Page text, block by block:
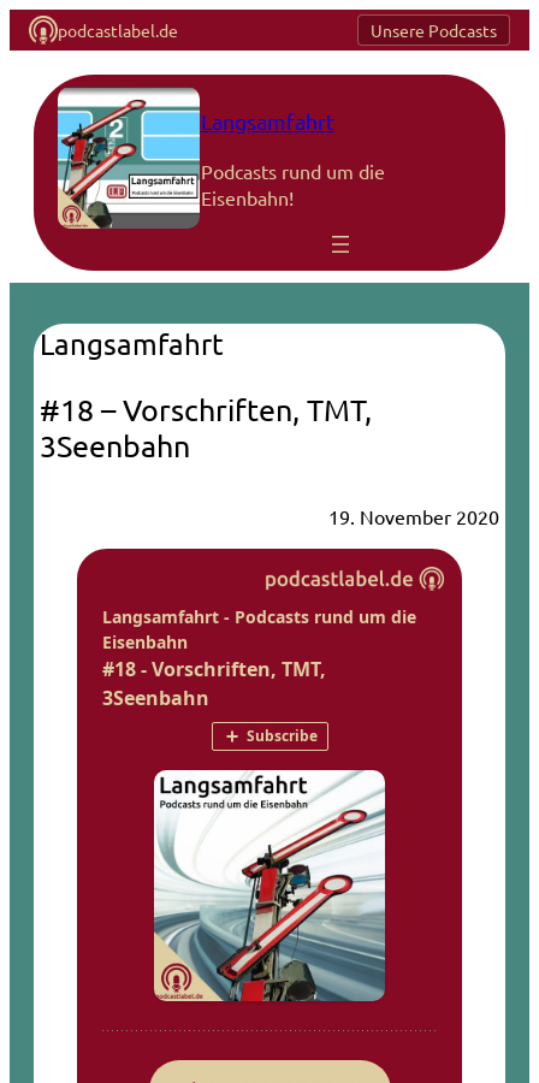
podcastlabel.de Unsere Podcasts
Langsamfahrt
Podcasts rund um die
Eisenbahn!
Langsamfahrt
#18 – Vorschriften, TMT,
3Seenbahn
19. November 2020